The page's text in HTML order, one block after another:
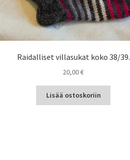
Raidalliset villasukat koko 38/39.
20,00€
Lisää ostoskoriin